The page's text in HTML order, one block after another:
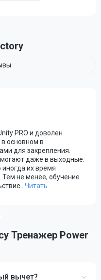
PRO и доволен
основном в
для закрепления.
даже в выходные.
иногда их время
Тем не менее, обучение
Читать
Тренажер Power
вычет?